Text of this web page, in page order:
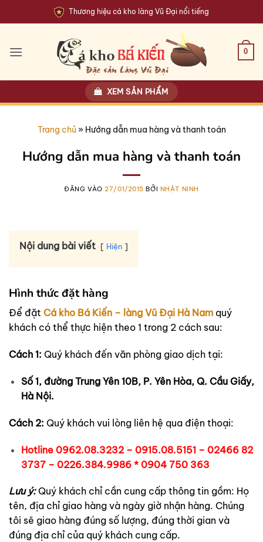
qua
dung
Thương hiệu cá kho làng Vũ Đại nổi tiếng
0
XEM SẢN PHẨM
Trang chủ» Hướng dẫn mua hàng và thanh toán
Hướng dẫn mua hàng và thanh toán
ĐĂNG VÀO 27/01/2015 BỞI NHẬT NINH
Nội dung bài viết Hiện
Hình thức đặt hàng
Để đặt Cá kho Bá Kiến – làng Vũ Đại Hà Nam quý
khách có thể thực hiện theo 1 trong 2 cách sau:
Cách 1: Quý khách đến văn phòng giao dịch tại:
Số 1, đường Trung Yên 10B, P. Yên Hòa, Q. Cầu Giấy,
Hà Nội.
Cách 2: Quý khách vui lòng liên hệ qua điện thoại:
Hotline 0962.08.3232 – 0915.08.5151 – 02466 82
3737 – 0226.384.9986 * 0904 750 363
Lưu ý:Quý khách chỉ cần cung cấp thông tin gồm: Họ
tên, địa chỉ giao hàng và ngày giờ nhận hàng. Chúng
tôi sẽ giao hàng đúng số lượng, đúng thời gian và
đúng địa chỉ của quý khách cung cấp.